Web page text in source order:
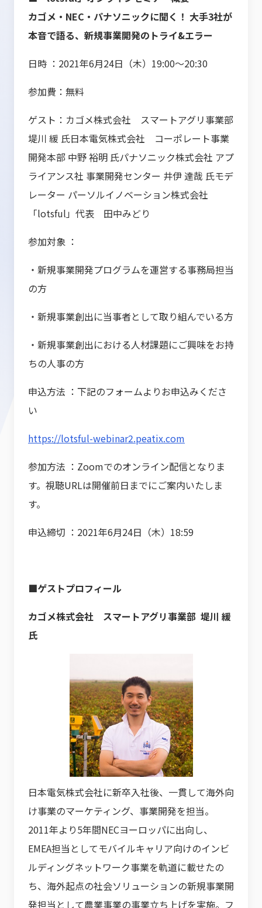
カゴメ・NEC・パナソニックに聞く！ 大手3社が
本音で語る、新規事業開発のトライ&エラー
日時 ：2021年6月24日（木）19:00～20:30
参加費：無料
ゲスト：カゴメ株式会社 スマートアグリ事業部
堤川 緩 氏日本電気株式会社 コーポレート事業
開発本部 中野 裕明 氏パナソニック株式会社 アプ
ライアンス社 事業開発センター 井伊 達哉 氏モデ
レーター パーソルイノベーション株式会社
「lotsful」代表 田中みどり
参加対象 ：
・新規事業開発プログラムを運営する事務局担当
の方
・新規事業創出に当事者として取り組んでいる方
・新規事業創出における人材課題にご興味をお持
ちの人事の方
申込方法 ：下記のフォームよりお申込みくださ
い
https://lotsful-webinar2.peatix.com
参加方法 ：Zoomでのオンライン配信となりま
す。視聴URLは開催前日までにご案内いたしま
す。
申込締切 ：2021年6月24日（木）18:59
■ゲストプロフィール
カゴメ株式会社 スマートアグリ事業部 堤川 緩
氏
日本電気株式会社に新卒入社後、一貫して海外向
け事業のマーケティング、事業開発を担当。
2011年より5年間NECヨーロッパに出向し、
EMEA担当としてモバイルキャリア向けのインビ
ルディングネットワーク事業を軌道に載せたの
ち、海外起点の社会ソリューションの新規事業開
発担当として農業事業の事業立ち上げを実施。フ